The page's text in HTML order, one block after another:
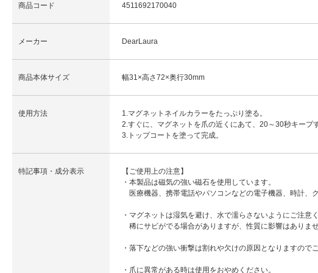
商品コード 4511692170040
メーカー DearLaura
商品本体サイズ 幅31×高さ72×奥行30mm
使用方法
1.マグネットネイルカラーをたっぷり塗る。
2.すぐに、マグネットを爪の近くにあて、20～30秒キープす
3.トップコートを塗って完成。
特記事項・成分表示
【ご使用上の注意】
・本製品は磁気の強い磁石を使用しています。
医療機器、携帯電話やパソコンなどの電子機器、時計、
・マグネットは湿気を避け、水で濡らさないようにご注意く
稀にサビがでる場合がありますが、性質に影響はありませ
・落下などの強い衝撃は割れや欠けの原因となりますので
・爪に異常がある時は使用をおやめください。